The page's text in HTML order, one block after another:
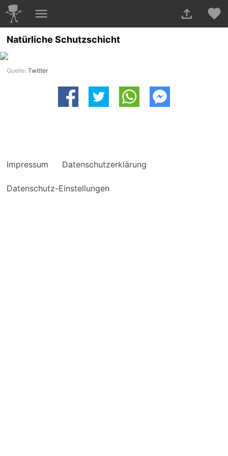
Natürliche Schutzschicht
Quelle:Twitter
Impressum Datenschutzerklärung
Datenschutz-Einstellungen